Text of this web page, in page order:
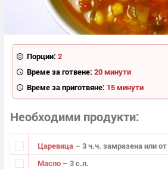
Порции: 2
Време за готвене: 20 минути
Време за приготвяне: 15 минути
Необходими продукти
Царевица – 3 ч.ч. замразена или
Масло – 3 с.л.